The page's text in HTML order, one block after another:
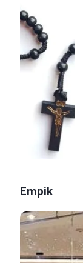
Empik